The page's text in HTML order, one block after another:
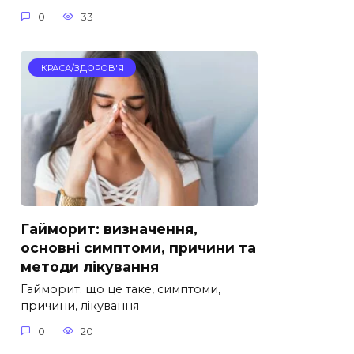
0 33
КРАСА/ЗДОРОВ'Я
Гайморит: визначення,
основні симптоми, причини та
методи лікування
Гайморит: що це таке, симптоми,
причини, лікування
0 20